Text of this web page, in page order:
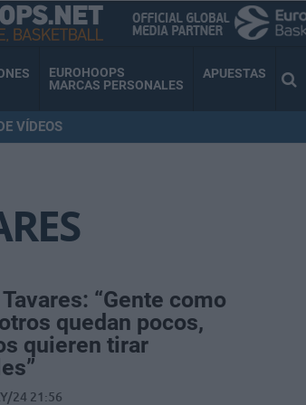
EUROHOOPS
MARCAS PERSONALES
APUESTAS
VÍDEOS
“Gente como
quedan pocos,
quieren tirar
24 21:56